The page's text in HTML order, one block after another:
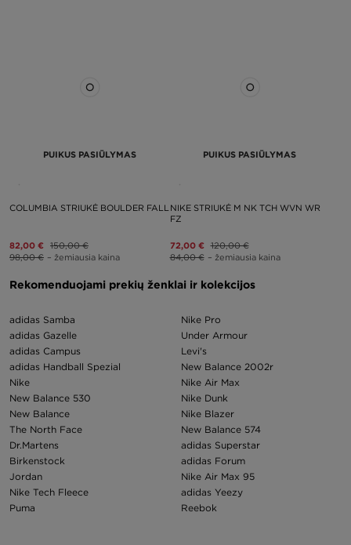
PUIKUS PASIŪLYMAS
COLUMBIA STRIUKĖ BOULDER FALL
82,00 € 150,00 €
98,00 € – žemiausia kaina
PUIKUS PASIŪLYMAS
NIKE STRIUKĖ M NK TCH WVN WR
FZ
72,00 € 120,00 €
84,00 € – žemiausia kaina
Rekomenduojami prekių ženklai ir kolekcijos
adidas Samba
adidas Gazelle
adidas Campus
adidas Handball Spezial
Nike
New Balance 530
New Balance
The North Face
Dr.Martens
Birkenstock
Jordan
Nike Tech Fleece
Puma
Nike Pro
Under Armour
Levi's
New Balance 2002r
Nike Air Max
Nike Dunk
Nike Blazer
New Balance 574
adidas Superstar
adidas Forum
Nike Air Max 95
adidas Yeezy
Reebok